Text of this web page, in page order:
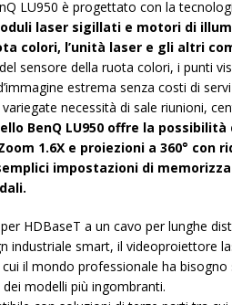
LU950 è progettato con la
laser sigillati e motori di
colori, l’unità laser e gli altri
sensore della ruota colori, i punti
estrema senza costi di
necessità di sale riunioni,
BenQ LU950 offre la
1.6X e proiezioni a 360° con
impostazioni di
HDBaseT a un cavo per lunghe
industriale smart, il videoproiettore
il mondo professionale ha
modelli più ingombranti.